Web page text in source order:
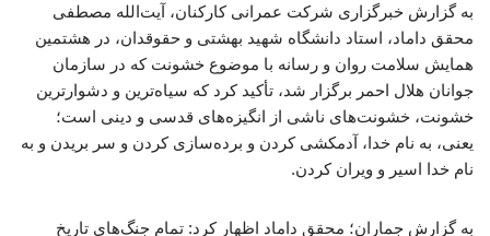
به گزارش خبرگزاری شرکت عمرانی کارکنان، آیت‌الله مصطفی
محقق داماد، استاد دانشگاه شهید بهشتی و حقوقدان، در هشتمین
همایش سلامت روان و رسانه با موضوع خشونت که در سازمان
جوانان هلال احمر برگزار شد، تأکید کرد که سیاه‌ترین و دشوارترین
خشونت، خشونت‌های ناشی از انگیزه‌های قدسی و دینی است؛
یعنی، به نام خدا، آدمکشی کردن و برده‌سازی کردن و سر بریدن و به
نام خدا اسیر و ویران کردن.
به گزارش جماران؛ محقق داماد اظهار کرد: تمام جنگ‌های تاریخ